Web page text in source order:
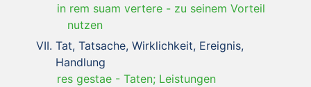
in rem suam vertere - zu seinem Vorteil
nutzen
Tat, Tatsache, Wirklichkeit, Ereignis,
Handlung
res gestae - Taten; Leistungen